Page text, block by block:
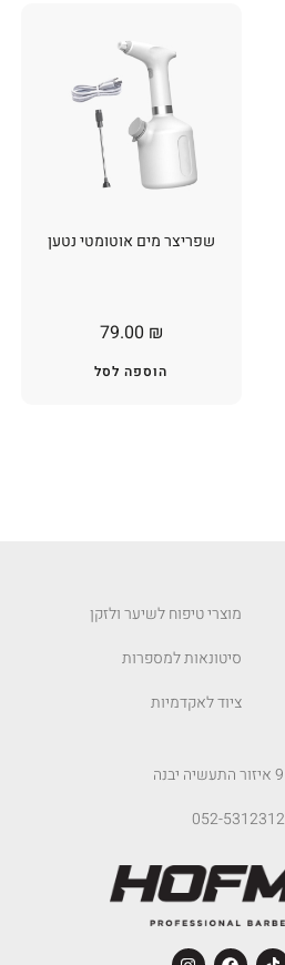
שפריצר מים אוטומטי נטען
79.00 ₪
הוספה לסל
מוצרי טיפוח לשיער ולזקן
סיטונאות למספרות
ציוד לאקדמיות
052-5312312